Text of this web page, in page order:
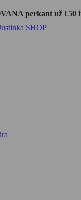
už €50 ir daugiau